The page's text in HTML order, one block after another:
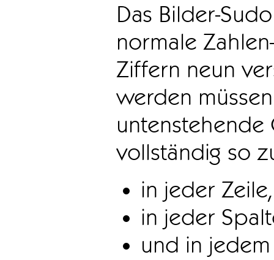
Das Bilder-
normale
Ziffern neun
werden
vollständig so
in jeder Zeile,
in jeder
und in